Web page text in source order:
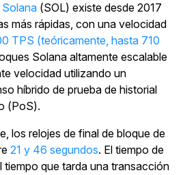
Solana (SOL) existe desde 2017
más rápidas, con una velocidad
TPS (teóricamente, hasta 710
Solana altamente escalable
velocidad utilizando un
híbrido de prueba de historial
(PoS).
los relojes de final de bloque de
21 y 46 segundos. El tiempo de
tiempo que tarda una transacción